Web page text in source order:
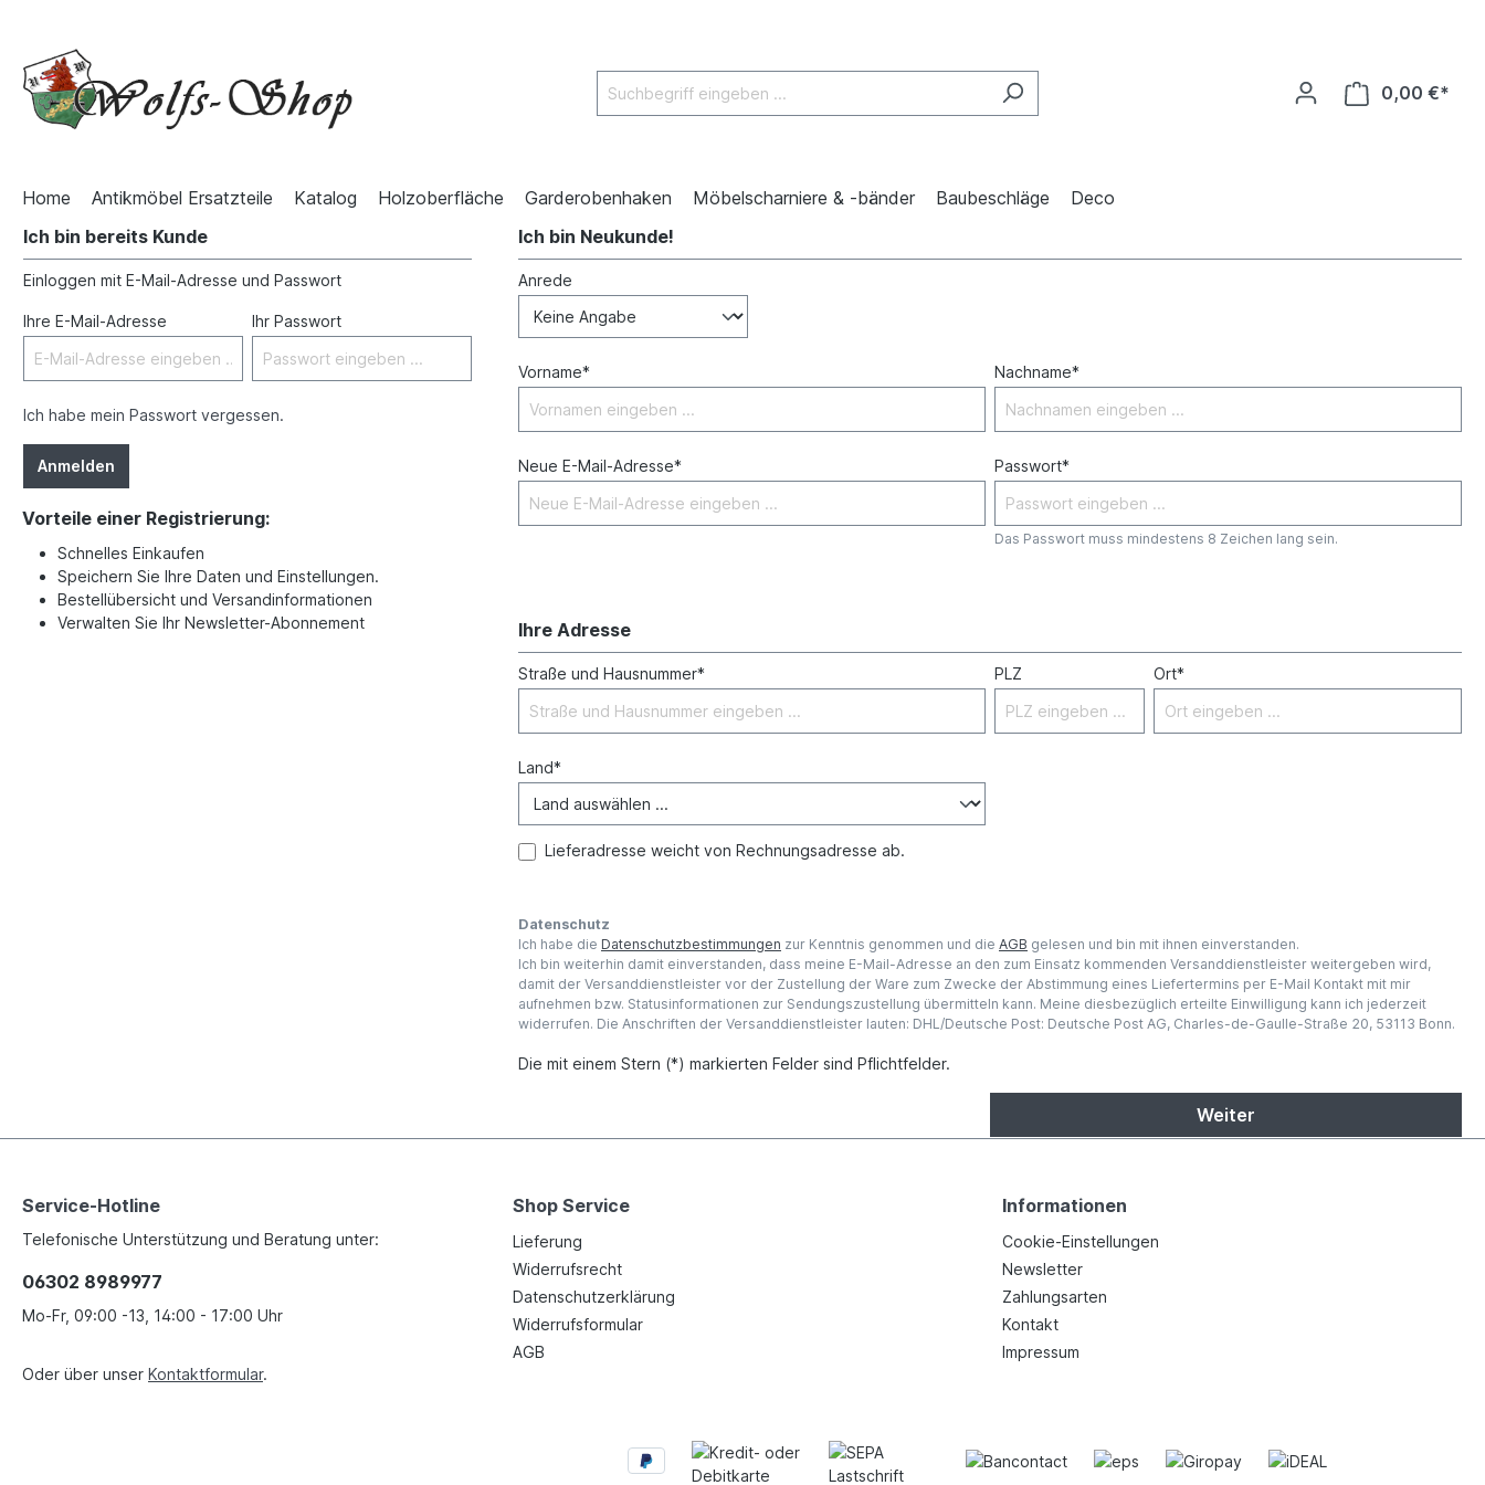
0,00 €*
Home Antikmöbel Ersatzteile Katalog Holzoberfläche Garderobenhaken Möbelscharniere & -bänder Baubeschläge
Deco
Ich bin bereits Kunde
Einloggen mit E-Mail-Adresse und Passwort
Ihre E-Mail-Adresse Ihr Passwort
Ich habe mein Passwort vergessen.
Anmelden
Vorteile einer Registrierung:
Schnelles Einkaufen
Speichern Sie Ihre Daten und Einstellungen.
Bestellübersicht und Versandinformationen
Verwalten Sie Ihr Newsletter-Abonnement
Ich bin Neukunde!
Anrede
Vorname* Nachname*
Neue E-Mail-Adresse* Passwort*
Das Passwort muss mindestens 8 Zeichen lang sein.
Ihre Adresse
Straße und Hausnummer* PLZ Ort*
Land*
Lieferadresse weicht von Rechnungsadresse ab.
Datenschutz
Ich habe die Datenschutzbestimmungen zur Kenntnis genommen und die AGB gelesen und bin mit ihnen einverstanden.
Ich bin weiterhin damit einverstanden, dass meine E-Mail-Adresse an den zum Einsatz kommenden Versanddienstleister weitergeben wird,
damit der Versanddienstleister vor der Zustellung der Ware zum Zwecke der Abstimmung eines Liefertermins per E-Mail Kontakt mit mir
aufnehmen bzw. Statusinformationen zur Sendungszustellung übermitteln kann. Meine diesbezüglich erteilte Einwilligung kann ich jederzeit
widerrufen. Die Anschriften der Versanddienstleister lauten: DHL/Deutsche Post: Deutsche Post AG, Charles-de-Gaulle-Straße 20, 53113 Bonn.
Die mit einem Stern (*) markierten Felder sind Pflichtfelder.
Weiter
Service-Hotline
Telefonische Unterstützung und Beratung unter:
06302 8989977
Mo-Fr, 09:00 -13, 14:00 - 17:00 Uhr
Oder über unser Kontaktformular.
Shop Service
Lieferung
Widerrufsrecht
Datenschutzerklärung
Widerrufsformular
AGB
Informationen
Cookie-Einstellungen
Newsletter
Zahlungsarten
Kontakt
Impressum